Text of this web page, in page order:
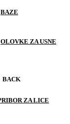
BAZE
OLOVKE ZA USNE
BACK
ZA LICE